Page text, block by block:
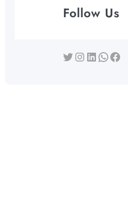
Follow Us
Twitter Instagram LinkedIn WhatsApp Facebook